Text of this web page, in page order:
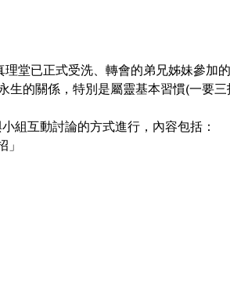
堂已正式受洗、轉會的弟兄姊妹參加
的關係，特別是屬靈基本習慣(一要三
組互動討論的方式進行，內容包括：
」